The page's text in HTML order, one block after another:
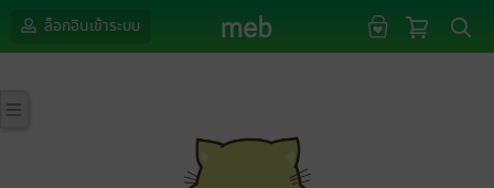
ล็อกอินเข้าระบบ